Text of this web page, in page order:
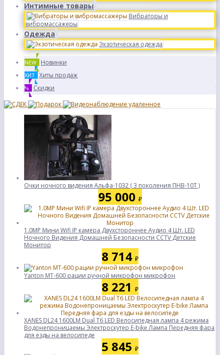
Интимные товары
Вибраторы и
вибромассажеры
Одежда
Экзотическая одежда
NEW Новинки
ХИТ Хиты продаж
% Скидки
Очки ночного видения Альфа-1032 ( 3 поколения ПНВ-10Т )
95 000 ₽
1.0MP Мини Wifi IP камера Двухстороннее Аудио 4 Шт. LED
Ночного Видения Домашней Безопасности CCTV Детские
Монитор
8 714 ₽
Yanton МТ-600 рации ручной микрофон микрофон
8 221 ₽
XANES DL24 1600LM Dual T6 LED Велосипедная лампа 4 режима
Водонепроницаемы Электроскутер E-bike Лампа Передняя фара
для езды на велосипеде
5 845 ₽